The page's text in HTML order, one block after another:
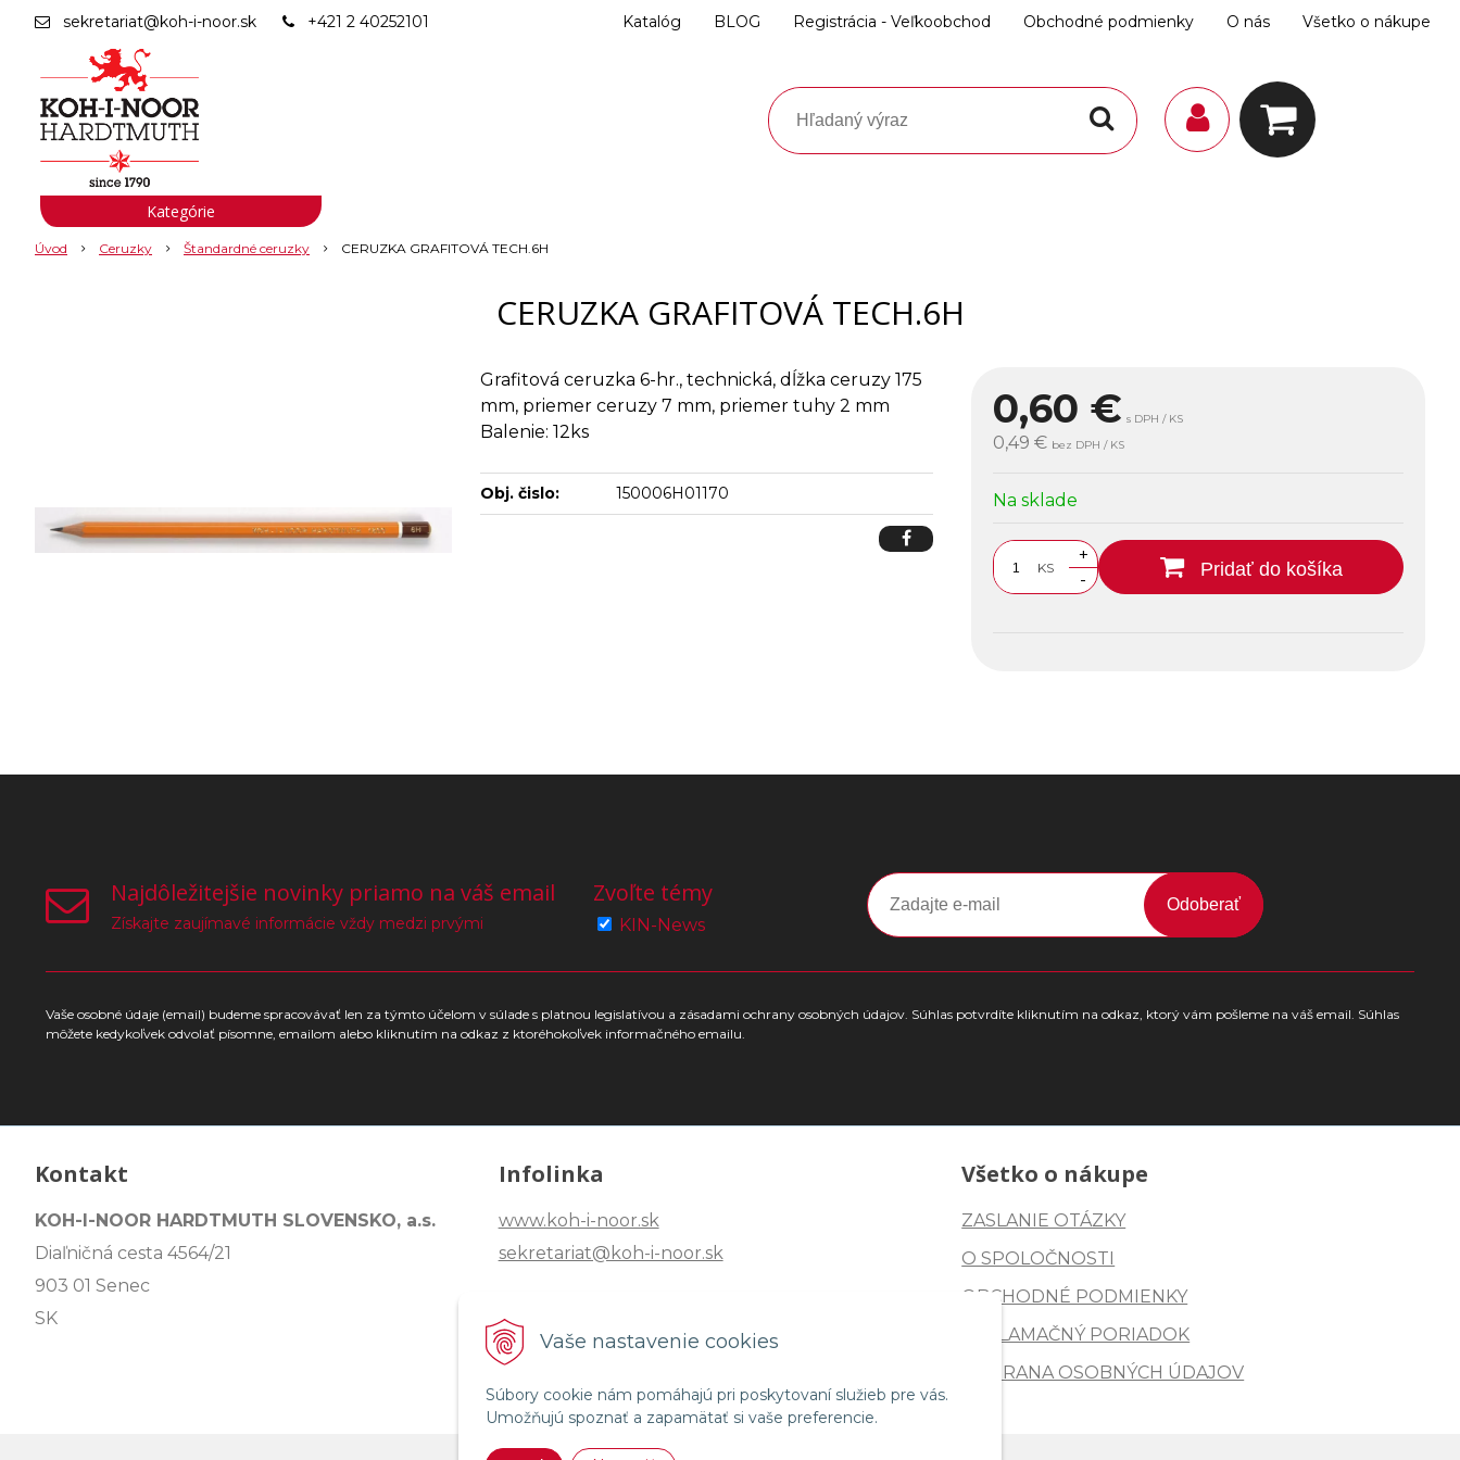
Vaše nastavenie cookies
Súbory cookie nám pomáhajú pri poskytovaní služieb pre vás.
Umožňujú spoznať a zapamätať si vaše preferencie.
sekretariat@koh-i-noor.sk +421 2 40252101 Katalóg BLOG Registrácia - Veľkoobchod Obchodné podmienky O nás Všetko o nákupe
Úvod Ceruzky Štandardné ceruzky CERUZKA GRAFITOVÁ TECH.6H
CERUZKA GRAFITOVÁ TECH.6H
0,60 € s DPH / KS
0,49 € bez DPH / KS
Na sklade
KS
+
-
Pridať do košíka
Grafitová ceruzka 6-hr., technická, dĺžka ceruzy 175
mm, priemer ceruzy 7 mm, priemer tuhy 2 mm
Balenie: 12ks
Obj. čislo: 150006H01170
Kategórie
Najdôležitejšie novinky priamo na váš email
Získajte zaujímavé informácie vždy medzi prvými
Zvoľte témy
KIN-News
Odoberať
Vaše osobné údaje (email) budeme spracovávať len za týmto účelom v súlade s platnou legislatívou a zásadami ochrany osobných údajov. Súhlas potvrdíte kliknutím na odkaz, ktorý vám pošleme na váš email. Súhlas
môžete kedykoľvek odvolať písomne, emailom alebo kliknutím na odkaz z ktoréhokoľvek informačného emailu.
Kontakt
KOH-I-NOOR HARDTMUTH SLOVENSKO, a.s.
Diaľničná cesta 4564/21
903 01 Senec
SK
Infolinka
www.koh-i-noor.sk
sekretariat@koh-i-noor.sk
Tel: +421 2 40252101
Fax: +421 2 44872870
Všetko o nákupe
ZASLANIE OTÁZKY
O SPOLOČNOSTI
OBCHODNÉ PODMIENKY
REKLAMAČNÝ PORIADOK
OCHRANA OSOBNÝCH ÚDAJOV